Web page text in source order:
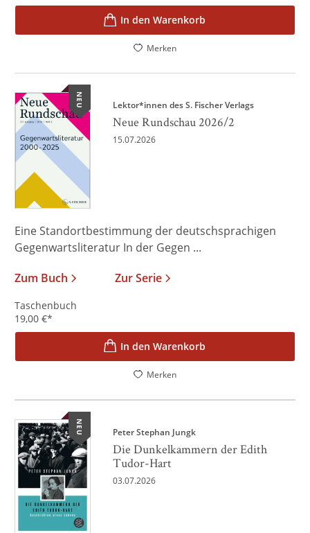
In den Warenkorb
Merken
NEU Lektor*innen des S. Fischer Verlags
Neue Rundschau 2026/2
15.07.2026
Eine Standortbestimmung der deutschsprachigen
Gegenwartsliteratur In der Gegen ...
Zum Buch
Zur Serie
Taschenbuch
19,00 €*
In den Warenkorb
Merken
NEU Peter Stephan Jungk
Die Dunkelkammern der Edith
Tudor-Hart
03.07.2026